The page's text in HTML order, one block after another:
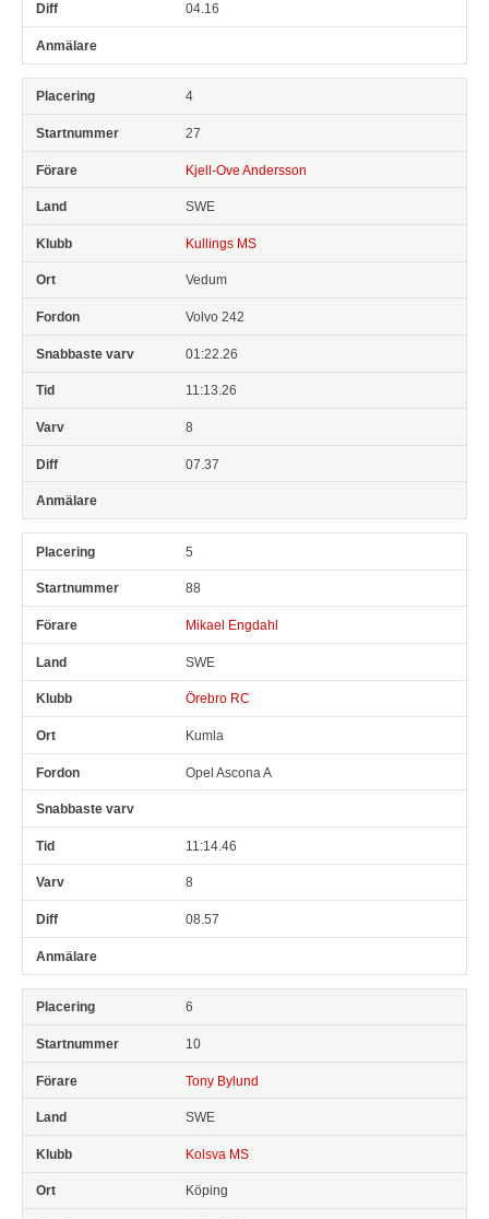
04.16
4
27
Kjell-Ove Andersson
SWE
Kullings MS
Vedum
Volvo 242
01:22.26
11:13.26
8
07.37
5
88
Mikael Engdahl
SWE
Örebro RC
Kumla
Opel Ascona A
11:14.46
8
08.57
6
10
Tony Bylund
SWE
Kolsva MS
Köping